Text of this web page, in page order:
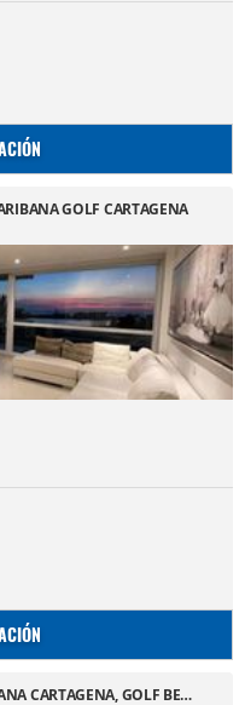
GOLF CARTAGENA
CARTAGENA, GOLF BE…